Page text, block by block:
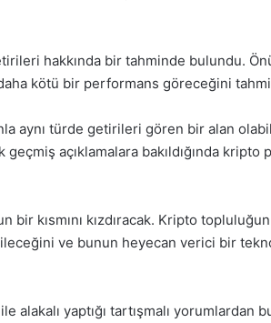
hakkında bir tahminde bulundu.
kötü bir performans göreceğini
aynı türde getirileri gören bir alan
açıklamalara bakıldığında kripto
bir kısmını kızdıracak. Kripto
ve bunun heyecan verici bir
alakalı yaptığı tartışmalı yorumlardan